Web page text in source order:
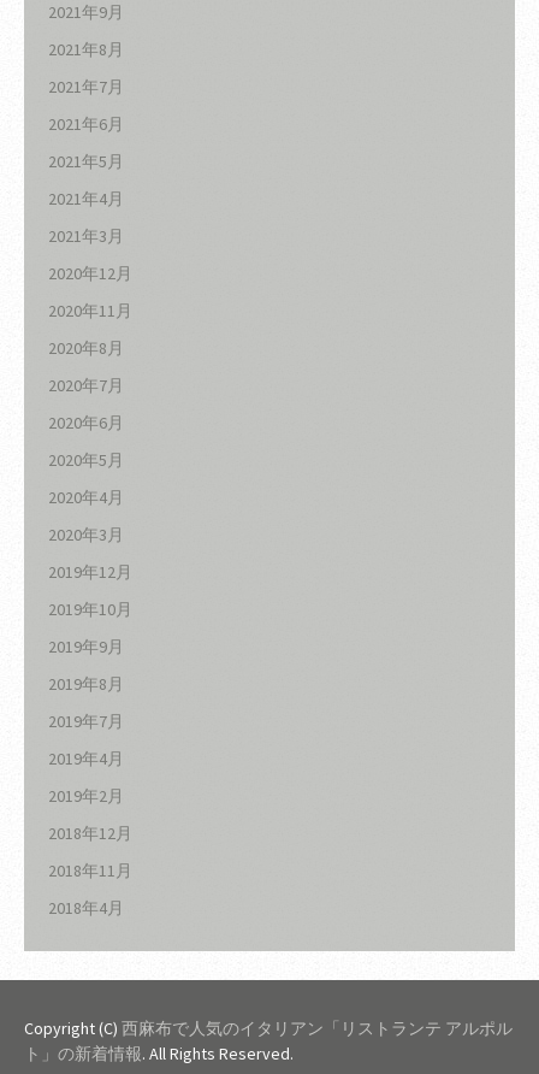
2021年9月
2021年8月
2021年7月
2021年6月
2021年5月
2021年4月
2021年3月
2020年12月
2020年11月
2020年8月
2020年7月
2020年6月
2020年5月
2020年4月
2020年3月
2019年12月
2019年10月
2019年9月
2019年8月
2019年7月
2019年4月
2019年2月
2018年12月
2018年11月
2018年4月
Copyright (C) 西麻布で人気のイタリアン「リストランテ アルポル
ト」の新着情報. All Rights Reserved.